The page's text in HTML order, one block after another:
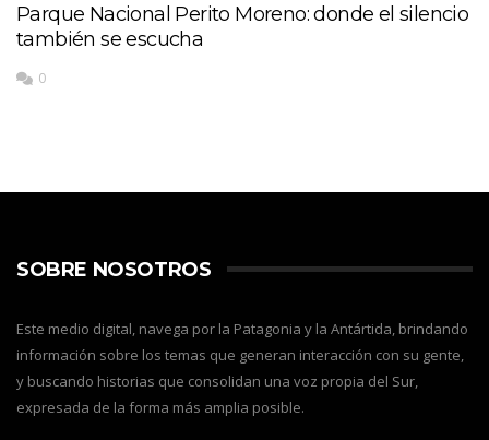
Parque Nacional Perito Moreno: donde el silencio
también se escucha
0
SOBRE NOSOTROS
Este medio digital, navega por la Patagonia y la Antártida, brindando
información sobre los temas que generan interacción con su gente,
y buscando historias que consolidan una voz propia del Sur,
expresada de la forma más amplia posible.